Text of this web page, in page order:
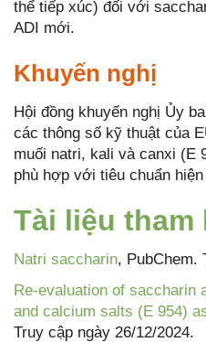
thể tiếp xúc) đối với
ADI mới.
Khuyến nghị
Hội đồng khuyến nghị Ủy
các thông số kỹ thuật của
muối natri, kali và canxi (E
phù hợp với tiêu chuẩn hiện
Tài liệu tham
Natri saccharin, PubChem.
Re‐evaluation of saccharin
and calcium salts (E 954)
Truy cập ngày 26/12/2024.